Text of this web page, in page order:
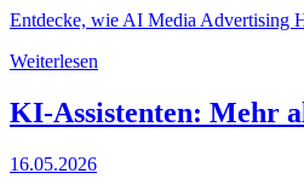
Entdecke, wie AI Media Advertising
Weiterlesen
KI-Assistenten: Mehr
16.05.2026